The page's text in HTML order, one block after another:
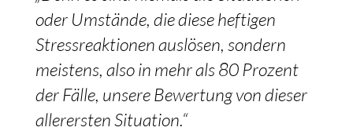
oder Umstände, die diese heftigen
Stressreaktionen auslösen, sondern
meistens, also in mehr als 80 Prozent
der Fälle, unsere Bewertung von dieser
allerersten Situation.“